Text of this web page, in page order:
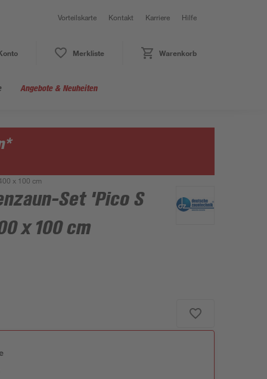
Vorteilskarte Kontakt Karriere Hilfe
Merkliste Warenkorb
Angebote & Neuheiten
x 100 cm
Set 'Pico S
x 100 cm